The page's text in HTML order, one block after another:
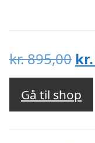
kr.895,00
pris
var:
kr.
kr.
Gå til shop